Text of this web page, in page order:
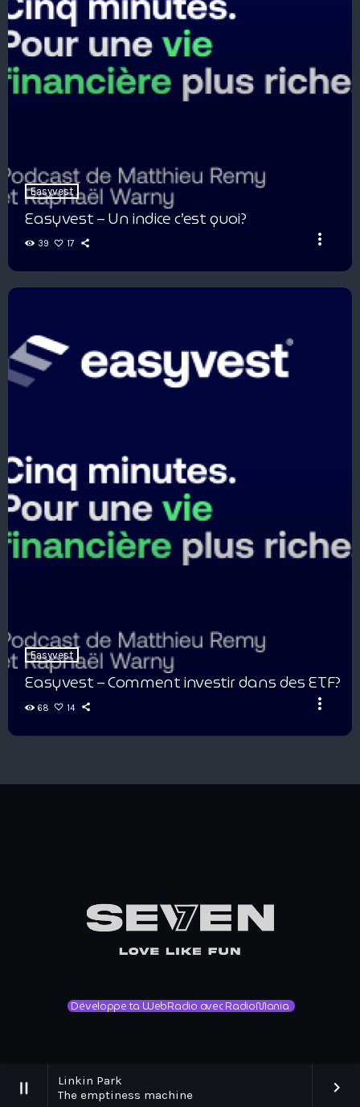
pause
Linkin Park
The emptiness machine
keyboard_arrow_right
Easyvest
Easyvest – Un indice c’est quoi?
39 17 more_vert
Easyvest
Easyvest – Comment investir dans des ETF?
68 14 more_vert
Développe ta WebRadio avec RadioMania